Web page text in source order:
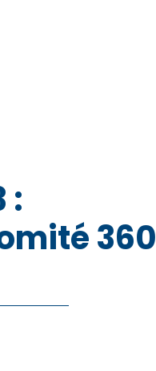
:
360